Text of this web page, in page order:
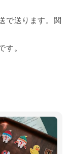
で送ります。関
。